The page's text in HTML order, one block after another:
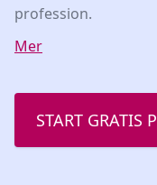
profession.
Mer
START GRATIS